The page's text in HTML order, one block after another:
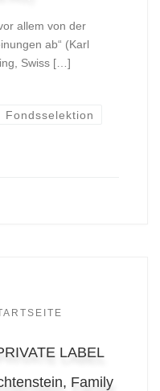
allem von der
ab“ (Karl
Swiss […]
Fondsselektion
LABEL
Family